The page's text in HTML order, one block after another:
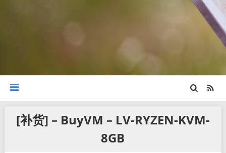
[补货] – BuyVM – LV-RYZEN-KVM-
8GB